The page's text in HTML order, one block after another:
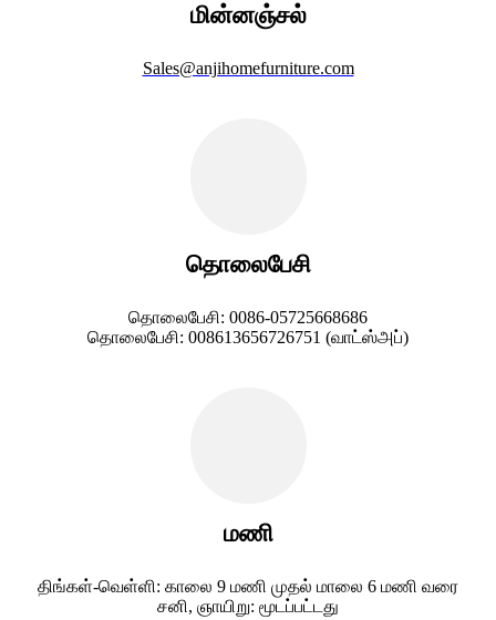
மின்னஞ்சல்
Sales@anjihomefurniture.com
தொலைபேசி
தொலைபேசி: 0086-05725668686
தொலைபேசி: 008613656726751 (வாட்ஸ்அப்)
மணி
திங்கள்-வெள்ளி: காலை 9 மணி முதல் மாலை 6 மணி வரை
சனி, ஞாயிறு: மூடப்பட்டது